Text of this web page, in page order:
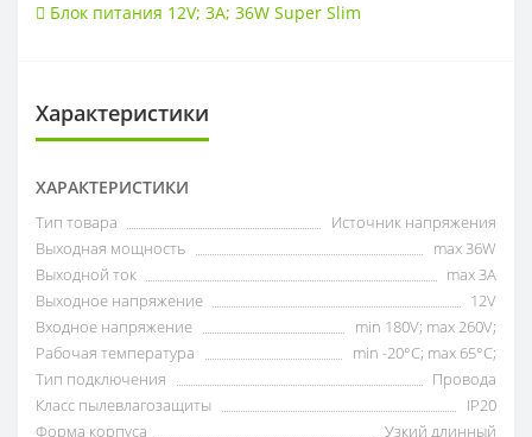
Блок питания 12V; 3A; 36W Super Slim
Характеристики
ХАРАКТЕРИСТИКИ
Тип товара
Источник напряжения
Выходная мощность
max 36W
Выходной ток
max 3А
Выходное напряжение
12V
Входное напряжение
min 180V; max 260V;
Рабочая температура
min -20°C; max 65°C;
Тип подключения
Провода
Класс пылевлагозащиты
IP20
Форма корпуса
Узкий длинный